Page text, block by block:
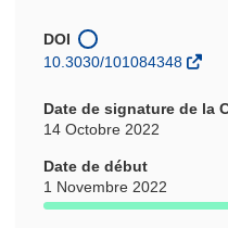
DOI
10.3030/101084348
Date de signature de la
14 Octobre 2022
Date de début
1 Novembre 2022